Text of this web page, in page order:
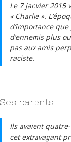
Le 7 janvier 2015
« Charlie ».
d’importance
d’ennemis plus
pas aux amis
raciste.
Ses parents
Ils avaient
cet extravagant